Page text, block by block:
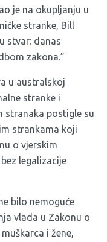
je na okupljanju u
stranke, Bill
stvar: danas
zakona.”
u australskoj
stranke i
stranaka postigle su
strankama koji
o vjerskim
legalizacije
bilo nemoguće
vlada u Zakonu o
i žene,